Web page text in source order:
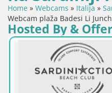
Home » Webcams » Italija »
Webcam plaža Badesi Li
Hosted By & Offer